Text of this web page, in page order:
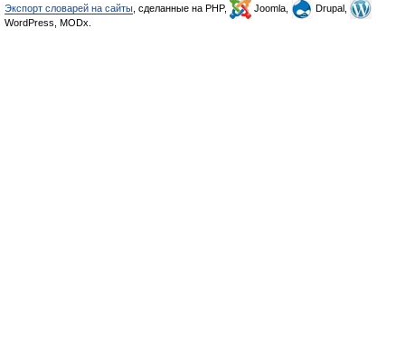
Экспорт словарей на сайты , сделанные на PHP, Joomla,
Drupal,
WordPress, MODx.